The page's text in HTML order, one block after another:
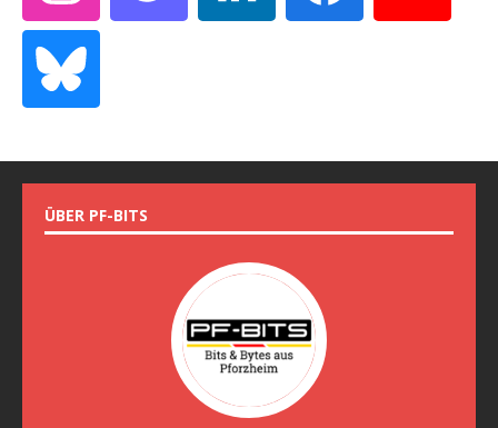
ÜBER PF-BITS